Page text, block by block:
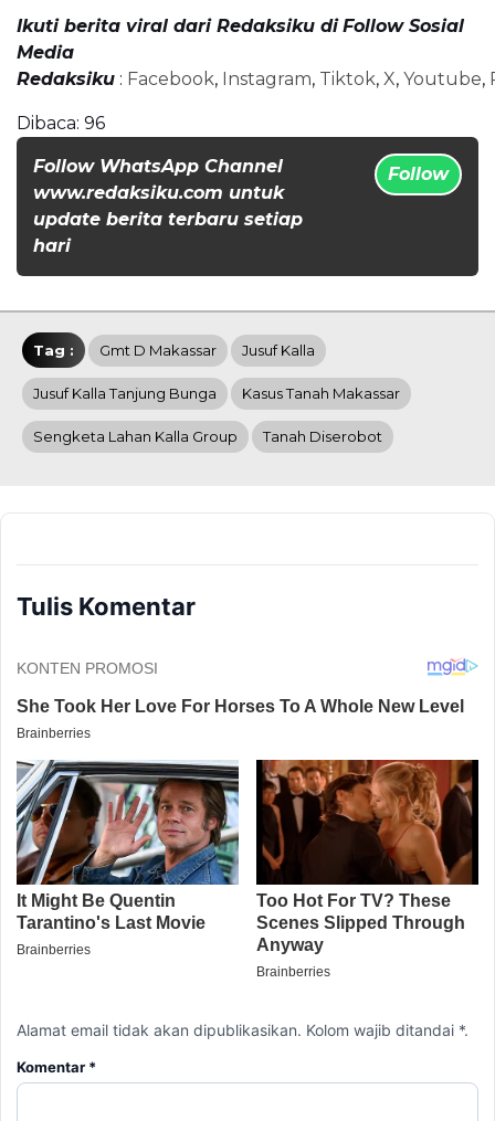
Ikuti berita viral dari Redaksiku di Follow Sosial
Media
Redaksiku : Facebook, Instagram, Tiktok, X, Youtube,
Dibaca: 96
Follow WhatsApp Channel
www.redaksiku.com untuk
update berita terbaru setiap
hari
Follow
Tag : Gmt D Makassar Jusuf Kalla
Jusuf Kalla Tanjung Bunga Kasus Tanah Makassar
Sengketa Lahan Kalla Group Tanah Diserobot
Tulis Komentar
Alamat email tidak akan dipublikasikan. Kolom wajib ditandai *.
Komentar *